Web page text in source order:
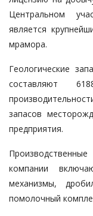
Город: Колумбус
Центральном
является
мрамора.
Геологические
составляют
запасов
предприятия.
компании
механизмы,
помолочный